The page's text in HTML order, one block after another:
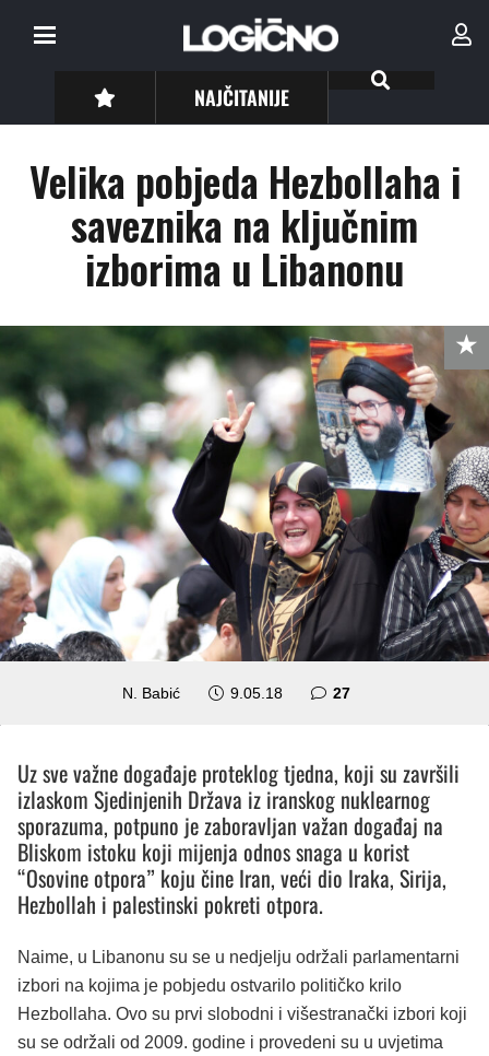
NAJČITANIJE
Velika pobjeda Hezbollaha i
saveznika na ključnim
izborima u Libanonu
N. Babić 9.05.18 27komentara
Uz sve važne događaje proteklog tjedna, koji su završili
izlaskom Sjedinjenih Država iz iranskog nuklearnog
sporazuma, potpuno je zaboravljan važan događaj na
Bliskom istoku koji mijenja odnos snaga u korist
“Osovine otpora” koju čine Iran, veći dio Iraka, Sirija,
Hezbollah i palestinski pokreti otpora.
Naime, u Libanonu su se u nedjelju održali parlamentarni
izbori na kojima je pobjedu ostvarilo političko krilo
Hezbollaha. Ovo su prvi slobodni i višestranački izbori koji
su se održali od 2009. godine i provedeni su u uvjetima